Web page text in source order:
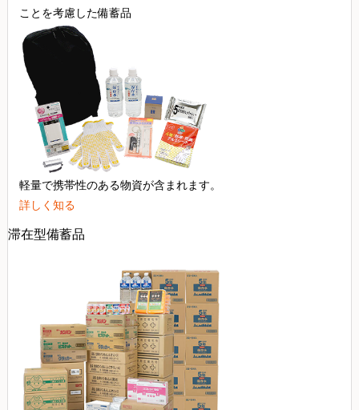
ことを考慮した備蓄品
軽量で携帯性のある物資が含まれます。
詳しく知る
滞在型備蓄品